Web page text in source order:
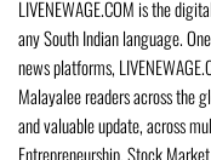
LIVENEWAGE.COM is the
any South Indian language.
news platforms,
Malayalee readers across the
and valuable update, across
Entrepreneurship, Stock